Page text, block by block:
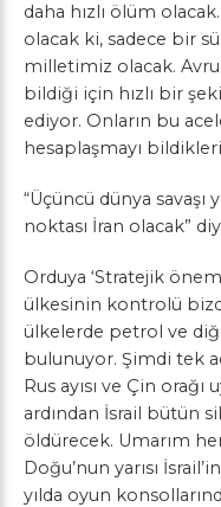
daha hızlı ölüm
olacak ki, sadece bir
milletimiz olacak.
bildiği için hızlı bir
ediyor. Onların bu
hesaplaşmayı
“Üçüncü dünya
noktası İran olacak”
Orduya ‘Stratejik
ülkesinin kontrolü
ülkelerde petrol ve
bulunuyor. Şimdi tek
Rus ayısı ve Çin
ardından İsrail bütün
öldürecek. Umarım
Doğu’nun yarısı
yılda oyun